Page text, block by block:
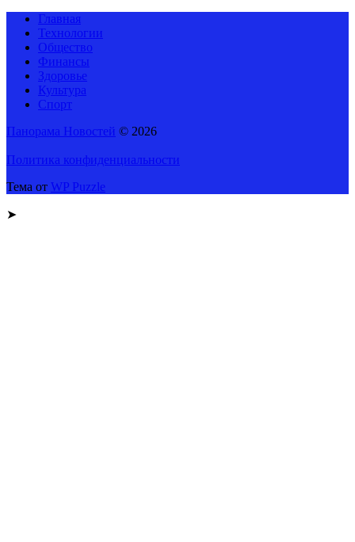
Главная
Технологии
Общество
Финансы
Здоровье
Культура
Спорт
Панорама Новостей © 2026
Политика конфиденциальности
Тема от WP Puzzle
➤